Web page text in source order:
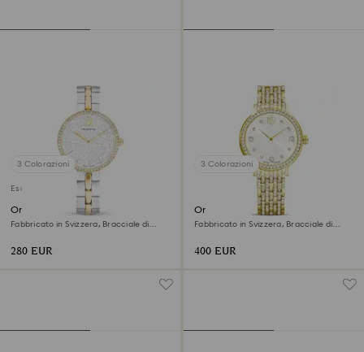
3 Colorazioni
Esclusiva online
Orologio Cosmopolitan
Fabbricato in Svizzera, Bracciale di
280 EUR
3 Colorazioni
Orologio Imber
Fabbricato in Svizzera, Bracciale di
400 EUR